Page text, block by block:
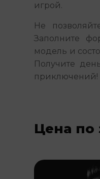
игрой.
Не
Заполните
модель и
Получите
приключений!
Цена по